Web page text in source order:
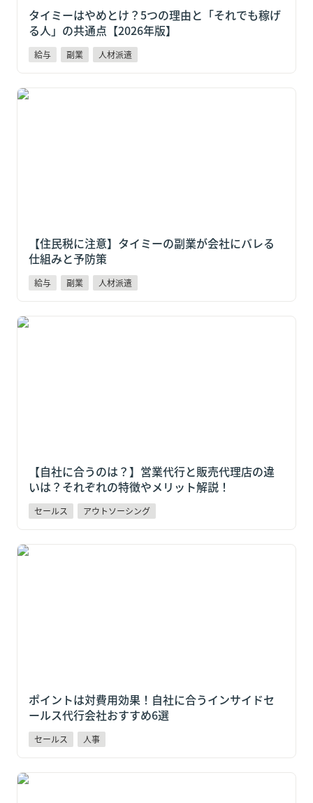
タイミーはやめとけ？5つの理由と「それでも稼げ
る人」の共通点【2026年版】
給与 副業 人材派遣
【住民税に注意】タイミーの副業が会社にバレる仕組
【住民税に注意】タイミーの副業が会社にバレる
仕組みと予防策
給与 副業 人材派遣
【自社に合うのは？】営業代行と販売代理店の違い
【自社に合うのは？】営業代行と販売代理店の違
いは？それぞれの特徴やメリット解説！
セールス アウトソーシング
ポイントは対費用効果！自社に合うインサイドセール
ポイントは対費用効果！自社に合うインサイドセ
ールス代行会社おすすめ6選
セールス 人事
ヤマト運輸・物流大手4社が本格活用！スポットワーク